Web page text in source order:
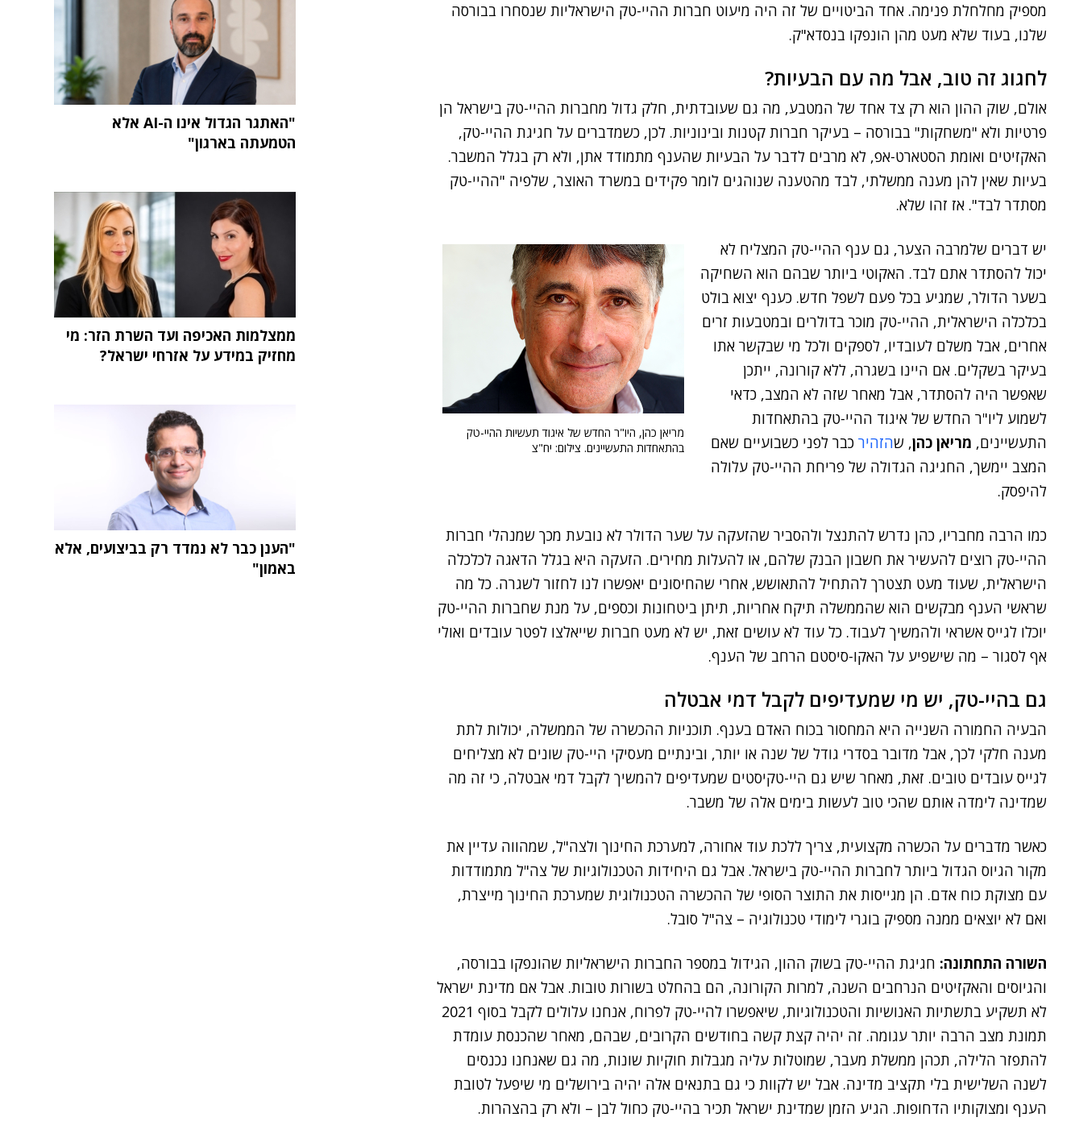
מספיק מחלחלת פנימה. אחד הביטויים של זה היה מיעוט חברות ההיי-טק הישראליות שנסחרו בבורסה
שלנו, בעוד שלא מעט מהן הונפקו בנסדא"ק.
לחגוג זה טוב, אבל מה עם הבעיות?
אולם, שוק ההון הוא רק צד אחד של המטבע, מה גם שעובדתית, חלק גדול מחברות ההיי-טק בישראל הן
פרטיות ולא "משחקות" בבורסה – בעיקר חברות קטנות ובינוניות. לכן, כשמדברים על חגיגת ההיי-טק,
האקזיטים ואומת הסטארט-אפ, לא מרבים לדבר על הבעיות שהענף מתמודד אתן, ולא רק בגלל המשבר.
בעיות שאין להן מענה ממשלתי, לבד מהטענה שנוהגים לומר פקידים במשרד האוצר, שלפיה "ההיי-טק
מסתדר לבד". אז זהו שלא.
מריאן כהן, היו"ר החדש של איגוד תעשיות ההיי-טק
בהתאחדות התעשיינים. צילום: יח"צ
יש דברים שלמרבה הצער, גם ענף ההיי-טק המצליח לא
יכול להסתדר אתם לבד. האקוטי ביותר שבהם הוא השחיקה
בשער הדולר, שמגיע בכל פעם לשפל חדש. כענף יצוא בולט
בכלכלה הישראלית, ההיי-טק מוכר בדולרים ובמטבעות זרים
אחרים, אבל משלם לעובדיו, לספקים ולכל מי שבקשר אתו
בעיקר בשקלים. אם היינו בשגרה, ללא קורונה, ייתכן
שאפשר היה להסתדר, אבל מאחר שזה לא המצב, כדאי
לשמוע ליו"ר החדש של איגוד ההיי-טק בהתאחדות
התעשיינים, מריאן כהן, שהזהיר כבר לפני כשבועיים שאם
המצב יימשך, החגיגה הגדולה של פריחת ההיי-טק עלולה
להיפסק.
כמו הרבה מחבריו, כהן נדרש להתנצל ולהסביר שהזעקה על שער הדולר לא נובעת מכך שמנהלי חברות
ההיי-טק רוצים להעשיר את חשבון הבנק שלהם, או להעלות מחירים. הזעקה היא בגלל הדאגה לכלכלה
הישראלית, שעוד מעט תצטרך להתחיל להתאושש, אחרי שהחיסונים יאפשרו לנו לחזור לשגרה. כל מה
שראשי הענף מבקשים הוא שהממשלה תיקח אחריות, תיתן ביטחונות וכספים, על מנת שחברות ההיי-טק
יוכלו לגייס אשראי ולהמשיך לעבוד. כל עוד לא עושים זאת, יש לא מעט חברות שייאלצו לפטר עובדים ואולי
אף לסגור – מה שישפיע על האקו-סיסטם הרחב של הענף.
גם בהיי-טק, יש מי שמעדיפים לקבל דמי אבטלה
הבעיה החמורה השנייה היא המחסור בכוח האדם בענף. תוכניות ההכשרה של הממשלה, יכולות לתת
מענה חלקי לכך, אבל מדובר בסדרי גודל של שנה או יותר, ובינתיים מעסיקי היי-טק שונים לא מצליחים
לגייס עובדים טובים. זאת, מאחר שיש גם היי-טקיסטים שמעדיפים להמשיך לקבל דמי אבטלה, כי זה מה
שמדינה לימדה אותם שהכי טוב לעשות בימים אלה של משבר.
כאשר מדברים על הכשרה מקצועית, צריך ללכת עוד אחורה, למערכת החינוך ולצה"ל, שמהווה עדיין את
מקור הגיוס הגדול ביותר לחברות ההיי-טק בישראל. אבל גם היחידות הטכנולוגיות של צה"ל מתמודדות
עם מצוקת כוח אדם. הן מגייסות את התוצר הסופי של ההכשרה הטכנולוגית שמערכת החינוך מייצרת,
ואם לא יוצאים ממנה מספיק בוגרי לימודי טכנולוגיה – צה"ל סובל.
השורה התחתונה: חגיגת ההיי-טק בשוק ההון, הגידול במספר החברות הישראליות שהונפקו בבורסה,
והגיוסים והאקזיטים הנרחבים השנה, למרות הקורונה, הם בהחלט בשורות טובות. אבל אם מדינת ישראל
לא תשקיע בתשתיות האנושיות והטכנולוגיות, שיאפשרו להיי-טק לפרוח, אנחנו עלולים לקבל בסוף 2021
תמונת מצב הרבה יותר עגומה. זה יהיה קצת קשה בחודשים הקרובים, שבהם, מאחר שהכנסת עומדת
להתפזר הלילה, תכהן ממשלת מעבר, שמוטלות עליה מגבלות חוקיות שונות, מה גם שאנחנו נכנסים
לשנה השלישית בלי תקציב מדינה. אבל יש לקוות כי גם בתנאים אלה יהיה בירושלים מי שיפעל לטובת
הענף ומצוקותיו הדחופות. הגיע הזמן שמדינת ישראל תכיר בהיי-טק כחול לבן – ולא רק בהצהרות.
"האתגר הגדול אינו ה-AI אלא
הטמעתה בארגון"
ממצלמות האכיפה ועד השרת הזר: מי
מחזיק במידע על אזרחי ישראל?
"הענן כבר לא נמדד רק בביצועים, אלא
באמון"